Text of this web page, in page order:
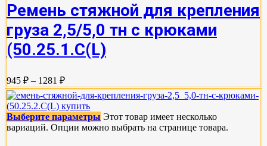
Ремень стяжной для крепления
груза 2,5/5,0 тн с крюками
(50.25.1.С(L)
945 ₽ – 1281 ₽
Выберите параметры Этот товар имеет несколько
вариаций. Опции можно выбрать на странице товара.